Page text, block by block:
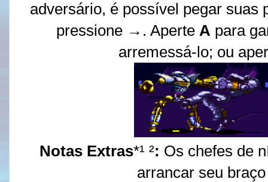
adversário, é possível pegar suas
pressione →. Aperte A para
arremessá-lo; ou
Notas Extras*¹ ²: Os chefes de
arrancar seu